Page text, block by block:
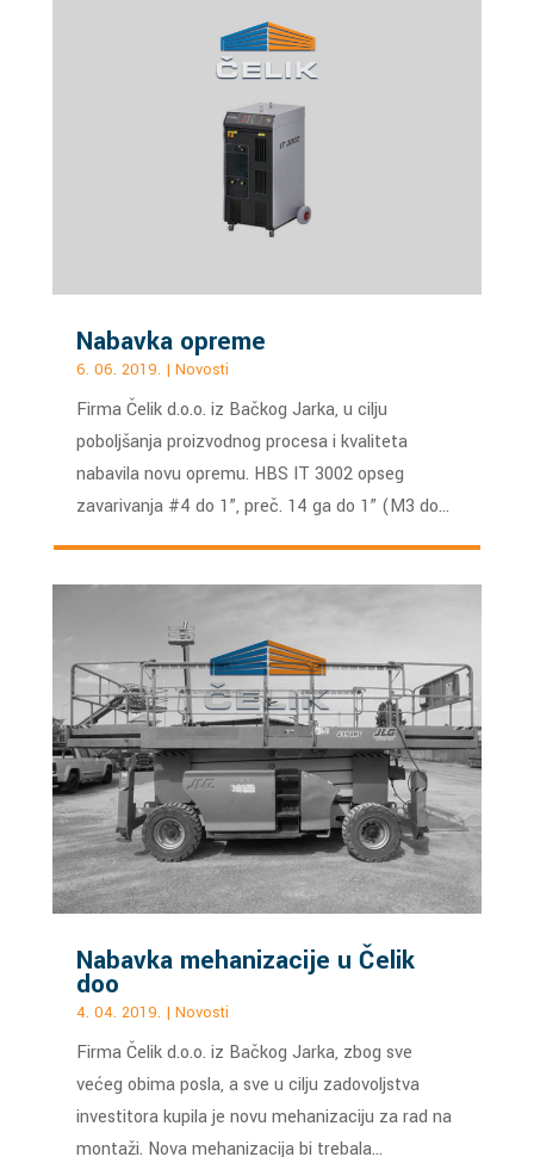
Nabavka opreme
6. 06. 2019. | Novosti
Firma Čelik d.o.o. iz Bačkog Jarka, u cilju
poboljšanja proizvodnog procesa i kvaliteta
nabavila novu opremu. HBS IT 3002 opseg
zavarivanja #4 do 1”, preč. 14 ga do 1” (M3 do…
Nabavka mehanizacije u Čelik
doo
4. 04. 2019. | Novosti
Firma Čelik d.o.o. iz Bačkog Jarka, zbog sve
većeg obima posla, a sve u cilju zadovoljstva
investitora kupila je novu mehanizaciju za rad na
montaži. Nova mehanizacija bi trebala…